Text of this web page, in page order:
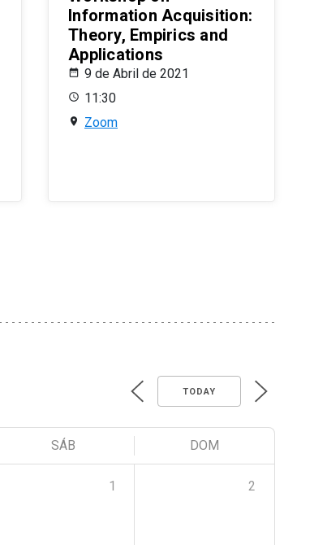
Information Acquisition:
Theory, Empirics and
Applications
9 de Abril de 2021
11:30
Zoom
TODAY
SÁB DOM
1 2